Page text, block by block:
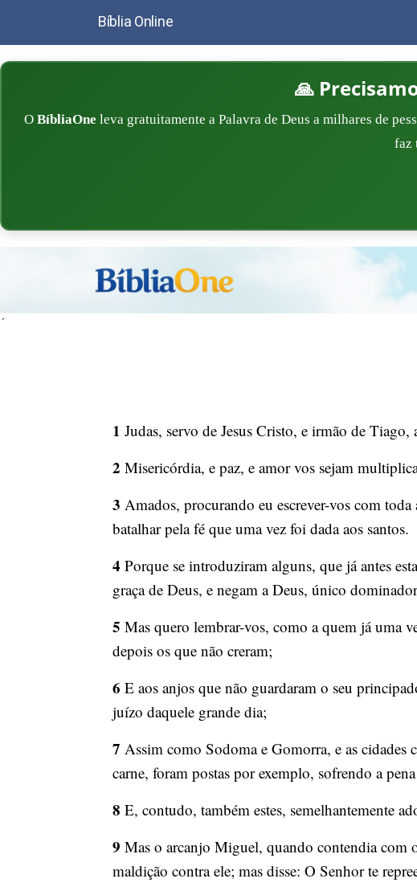
Bíblia Online
🙏
O BíbliaOne leva gratuitamente a Palavra de Deus a milhares de
faz
´
1 Judas, servo de Jesus Cristo, e irmão de
2 Misericórdia, e paz, e amor vos sejam
3 Amados, procurando eu escrever-vos com
batalhar pela fé que uma vez foi dada aos santos.
4 Porque se introduziram alguns, que já antes
graça de Deus, e negam a Deus, único
5 Mas quero lembrar-vos, como a quem já uma
depois os que não creram;
6 E aos anjos que não guardaram o seu
juízo daquele grande dia;
7 Assim como Sodoma e Gomorra, e as cidades
carne, foram postas por exemplo, sofrendo a
8 E, contudo, também estes, semelhantemente
9 Mas o arcanjo Miguel, quando contendia com
maldição contra ele; mas disse: O Senhor te